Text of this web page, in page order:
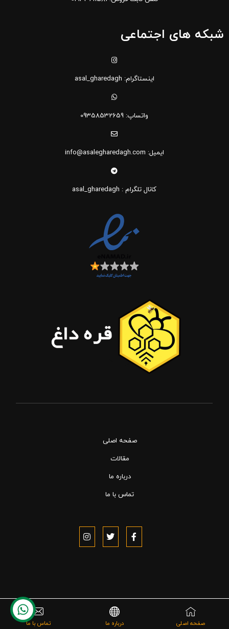
شبکه های اجتماعی
اینستاگرام: asal_gharedagh
واتساپ: 09358532659
ایمیل: info@asalegharedagh.com
کانال تلگرام : asal_gharedagh
صفحه اصلی
مقالات
درباره ما
تماس با ما
صفحه اصلی درباره ما تماس با ماتماس با ما